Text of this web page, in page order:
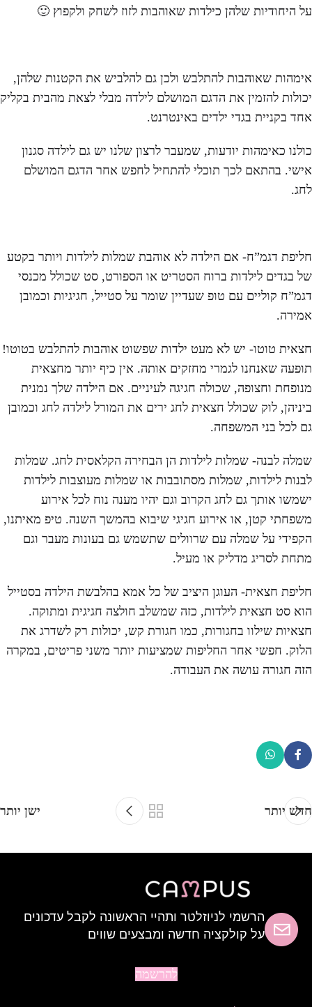
על היחודיות שלהן כילדות שאוהבות לזוז לשחק ולקפוץ 🙂
אימהות שאוהבות להתלבש ולכן גם להלביש את הקטנות שלהן,
יכולות להזמין את הדגם המושלם לילדה מבלי לצאת מהבית בקליק
אחד בקניית בגדי ילדים באינטרנט.
כולנו כאימהות יודעות, שמעבר לרצון שלנו יש גם לילדה סגנון
אישי. בהתאם לכך תוכלי להתחיל לחפש אחר הדגם המושלם
לחג.
חליפת דגמ”ח- אם הילדה לא אוהבת שמלות לילדות ויותר בקטע
של בגדים לילדות ברוח הסטריט או הספורט, סט שכולל מכנסי
דגמ”ח קוליים עם טופ שעדיין שומר על סטייל, חגיגיות וכמובן
אמירה.
חצאית טוטו- יש לא מעט ילדות שפשוט אוהבות להתלבש בטוטו!
תופעה שאנחנו לגמרי מחזקים אותה. אין כיף יותר מחצאית
מנופחת וחצופה, שכולה חגיגה לעיניים. אם הילדה שלך נמנית
ביניהן, לוק שכולל חצאית לחג ירים את המורל לילדה לחג וכמובן
גם לכל בני המשפחה.
שמלה לבנה- שמלות לילדות הן הבחירה הקלאסית לחג. שמלות
לבנות לילדות, שמלות מסתובבות או שמלות מעוצבות לילדות
ישמשו אותך גם לחג הקרוב וגם יהיו מענה נוח לכל אירוע
משפחתי קטן, או אירוע חגיגי שיבוא בהמשך השנה. טיפ מאיתנו,
הקפידי על שמלה עם שרוולים שתשמש גם בעונות מעבר וגם
מתחת לסריג מדליק או מעיל.
חליפת חצאית- העוגן היציב של כל אמא בהלבשת הילדה בסטייל
הוא סט חצאית לילדות, כזה שמשלב חולצה חגיגית ומתוקה.
חצאיות שילוו בחגורות, כמו חגורת קש, יכולות רק לשדרג את
הלוק. חפשי אחר החליפות שמציעות יותר משני פריטים, במקרה
הזה חגורה עושה את העבודה.
חדש יותר ישן יותר
הרשמי לניוזלטר ותהיי הראשונה לקבל עדכונים
על קולקציה חדשה ומבצעים שווים
להרשמה